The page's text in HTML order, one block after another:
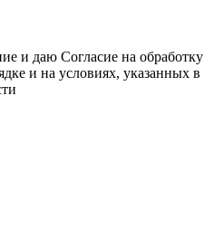
и даю Согласие на обработку
и на условиях, указанных в